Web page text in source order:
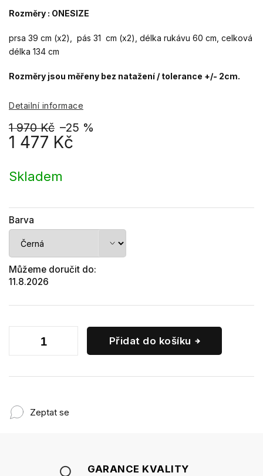
1 970 Kč –25 %
1 477 Kč
cena:
Skladem
Barva
Můžeme doručit do:
11.8.2026
Přidat do košíku
Rozměry : ONESIZE
prsa 39 cm (x2), pás 31 cm (x2), délka rukávu 60 cm, celková
délka 134 cm
Rozměry jsou měřeny bez natažení / tolerance +/- 2cm.
Detailní informace
Zeptat se
GARANCE KVALITY